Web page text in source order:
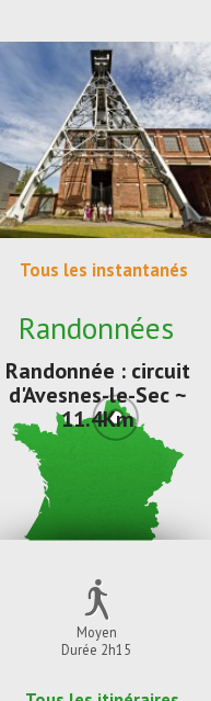
Tous les instantanés
Randonnées
Randonnée : circuit
d'Avesnes-le-Sec ~
11.4Km
Moyen
Durée 2h15